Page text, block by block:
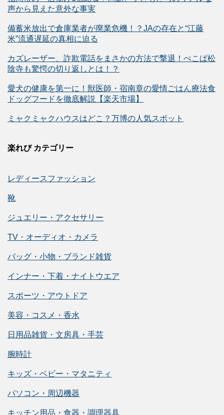
声から見えた意外な事実
備蓄米放出で倉庫業者が廃業危機！？JAの存在と“江藤
米”流通遅延の真相に迫る
カズレーザー、詐欺電話をまさかの方法で撃退！ぺこぱ松
陰寺も驚愕の切り返しとは！？
愛犬の健康を第一に！獣医師・宿南章の愛情ごはん療法食
ドッグフードを徹底解説【楽天市場】
ミャクミャクハウスはどこ？万博の人気スポット
楽れび カテゴリー
レディースファッション
靴
ジュエリー・アクセサリー
TV・オーディオ・カメラ
バッグ・小物・ブランド雑貨
インナー・下着・ナイトウエア
スポーツ・アウトドア
美容・コスメ・香水
日用品雑貨・文房具・手芸
腕時計
キッズ・ベビー・マタニティ
パソコン・周辺機器
キッチン用品・食器・調理器具